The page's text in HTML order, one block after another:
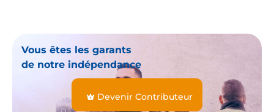
Vous êtes les garants
de notre indépendance
Devenir Contributeur